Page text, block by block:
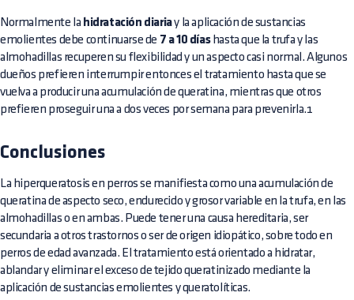
Normalmente la hidratación diariay la aplicación de sustancias
emolientes debe continuarse de 7 a 10 díashasta que la trufa y las
almohadillas recuperen su flexibilidad y un aspecto casi normal. Algunos
dueños prefieren interrumpir entonces el tratamiento hasta que se
vuelva a producir una acumulación de queratina, mientras que otros
prefieren proseguir una a dos veces por semana para prevenirla.1
Conclusiones
La hiperqueratosis en perros se manifiesta como una acumulación de
queratina de aspecto seco, endurecido y grosor variable en la trufa, en las
almohadillas o en ambas. Puede tener una causa hereditaria, ser
secundaria a otros trastornos o ser de origen idiopático, sobre todo en
perros de edad avanzada. El tratamiento está orientado a hidratar,
ablandar y eliminar el exceso de tejido queratinizado mediante la
aplicación de sustancias emolientes y queratolíticas.